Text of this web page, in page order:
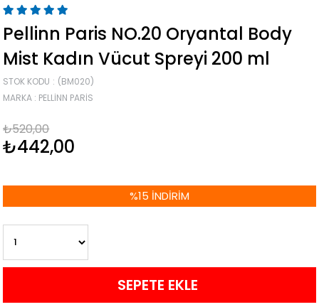
Pellinn Paris NO.20 Oryantal Body
Mist Kadın Vücut Spreyi 200 ml
STOK KODU
(BM020)
MARKA : PELLINN PARIS
₺520,00
₺442,00
%15 İNDIRIM